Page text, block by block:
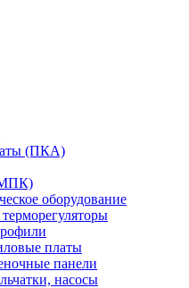
(ПКА)
оборудование
платы
панели
насосы